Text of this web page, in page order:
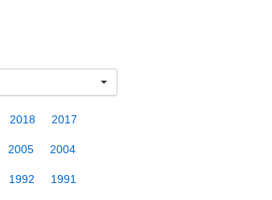
2018 2017
2005 2004
1992 1991